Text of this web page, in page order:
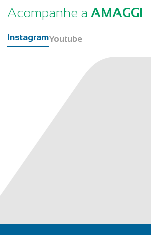
Acompanhe a AMAGGI
InstagramYoutube